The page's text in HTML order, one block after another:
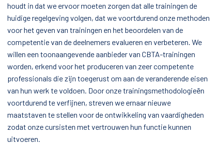
houdt in dat we ervoor moeten zorgen dat alle trainingen de
huidige regelgeving volgen, dat we voortdurend onze methoden
voor het geven van trainingen en het beoordelen van de
competentie van de deelnemers evalueren en verbeteren. We
willen een toonaangevende aanbieder van CBTA-trainingen
worden, erkend voor het produceren van zeer competente
professionals die zijn toegerust om aan de veranderende eisen
van hun werk te voldoen. Door onze trainingsmethodologieën
voortdurend te verfijnen, streven we ernaar nieuwe
maatstaven te stellen voor de ontwikkeling van vaardigheden
zodat onze cursisten met vertrouwen hun functie kunnen
uitvoeren.